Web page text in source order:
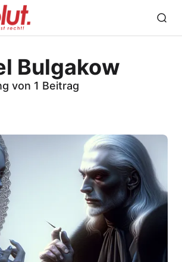
Bulgakow
von 1 Beitrag